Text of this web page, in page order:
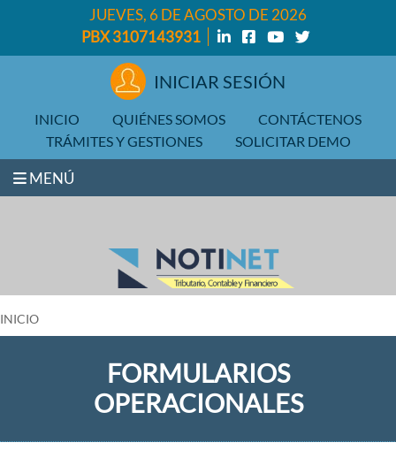
JUEVES, 6 DE AGOSTO DE 2026
PBX 3107143931
INICIAR SESIÓN
INICIO QUIÉNES SOMOS
CONTÁCTENOS
TRÁMITES Y GESTIONES
SOLICITAR DEMO
MENÚ
INICIO
FORMULARIOS
OPERACIONALES